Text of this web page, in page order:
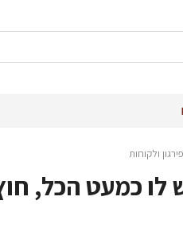
ולקוחות
לו כמעט הכל,